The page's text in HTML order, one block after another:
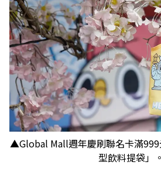
▲Global Mall週年慶刷聯名卡滿
型飲料提袋」。